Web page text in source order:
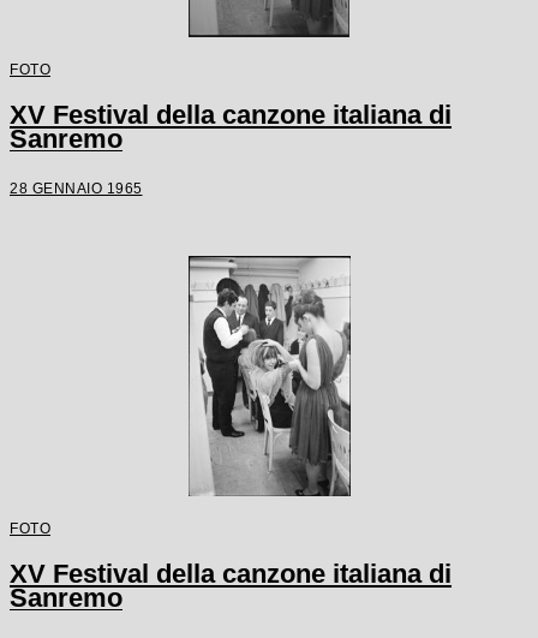
FOTO
XV Festival della canzone italiana di
Sanremo
28 GENNAIO 1965
FOTO
XV Festival della canzone italiana di
Sanremo